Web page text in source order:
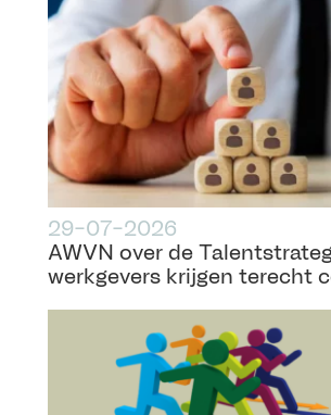
29-07-2026
AWVN over de
werkgevers krijgen terecht